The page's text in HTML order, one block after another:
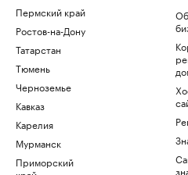
Пермский край
Ростов-на-Дону
Татарстан
Тюмень
Черноземье
Кавказ
Карелия
Мурманск
Приморский